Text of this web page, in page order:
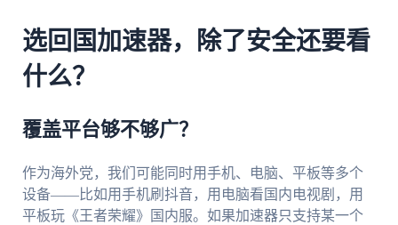
选回国加速器，除了安全还要看
什么？
覆盖平台够不够广？
作为海外党，我们可能同时用手机、电脑、平板等多个
设备——比如用手机刷抖音，用电脑看国内电视剧，用
平板玩《王者荣耀》国内服。如果加速器只支持某一个